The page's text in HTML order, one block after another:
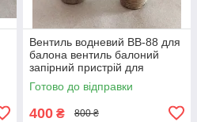
Вентиль водневий ВВ-88 для
балона вентиль балоний
запірний пристрій для
водневого балону
Готово до відправки
400 ₴ 800 ₴